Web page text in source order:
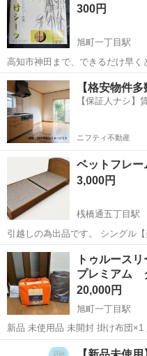
300円
旭町一丁目駅
高知市神田まで、できるだけ早く
ただきます。 よろしくおねがい
劣化あります。 5枚目は、軽く拭
比較的綺麗です。
高知 高知市 旭町一丁目
【格安物件
【保証人ナシ】
ニフティ不動産
ベットフレ
3,000円
桟橋通五丁目駅
引越しの為出品です。 シングル【美
レスのお写真ご希望の方は お問い合
ムは解体してのお渡しです٩( ᐛ )و
高知 高知市 桟橋通五丁
トゥルース
プレミアム
20,000円
旭町一丁目駅
新品 未使用品 未開封 掛け布団×1 足まであったか敷きパッド×1 洗濯
ネット×1 令和5年11月18日に購入
高知市 旭町一丁目